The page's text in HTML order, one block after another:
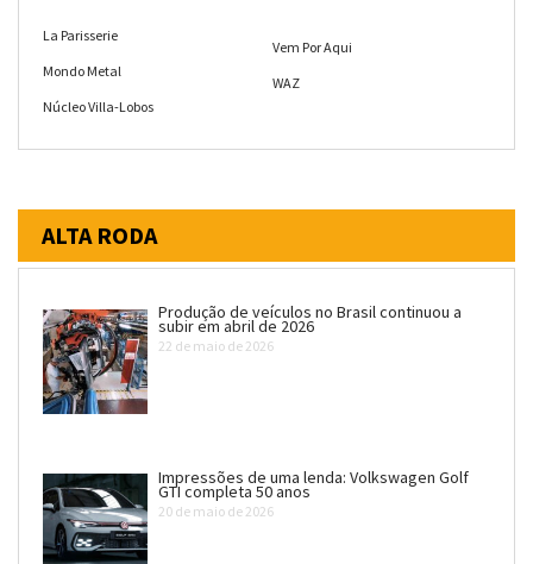
La Parisserie
Mondo Metal
Núcleo Villa-Lobos
Vem Por Aqui
WAZ
ALTA RODA
Produção de veículos no Brasil continuou a
subir em abril de 2026
22 de maio de 2026
Impressões de uma lenda: Volkswagen Golf
GTI completa 50 anos
20 de maio de 2026